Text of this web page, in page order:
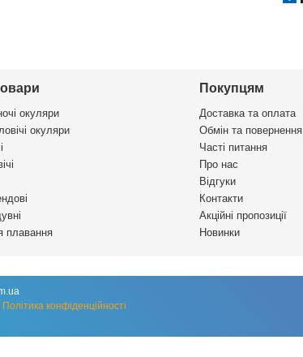
окуляри
окуляри
плавання
Покупцям
Доставка та оплата
Обмін та повернення
Часті питання
Про нас
Відгуки
Контакти
Акційні пропозиції
Новинки
Політика конфіденційності